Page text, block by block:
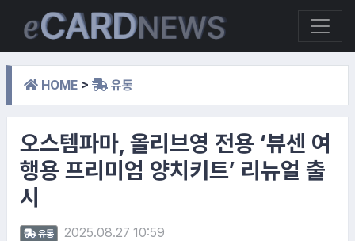
HOME > 유통
오스템파마, 올리브영 전용 ‘뷰센 여
행용 프리미엄 양치키트’ 리뉴얼 출
시
유통 2025.08.27 10:59